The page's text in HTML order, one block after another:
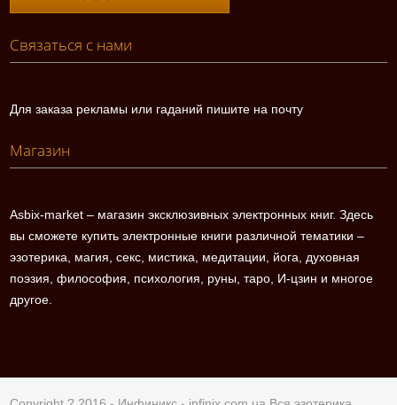
Связаться с нами
Для заказа рекламы или гаданий пишите на почту
Магазин
Asbix-market – магазин эксклюзивных электронных книг. Здесь
вы сможете купить электронные книги различной тематики –
эзотерика, магия, секс, мистика, медитации, йога, духовная
поэзия, философия, психология, руны, таро, И-цзин и многое
другое.